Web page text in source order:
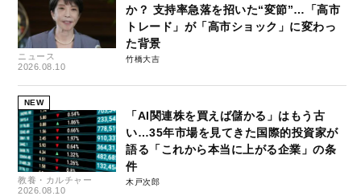
ニュース
2026.08.10
か？ 支持率急落を招いた“変節”…「高市
トレード」が「高市ショック」に変わっ
た背景
竹橋大吉
NEW
教養・カルチャー
2026.08.10
「AI関連株を買えば儲かる」はもう古
い…35年市場を見てきた国際的投資家が
語る「これから本当に上がる企業」の条
件
木戸次郎